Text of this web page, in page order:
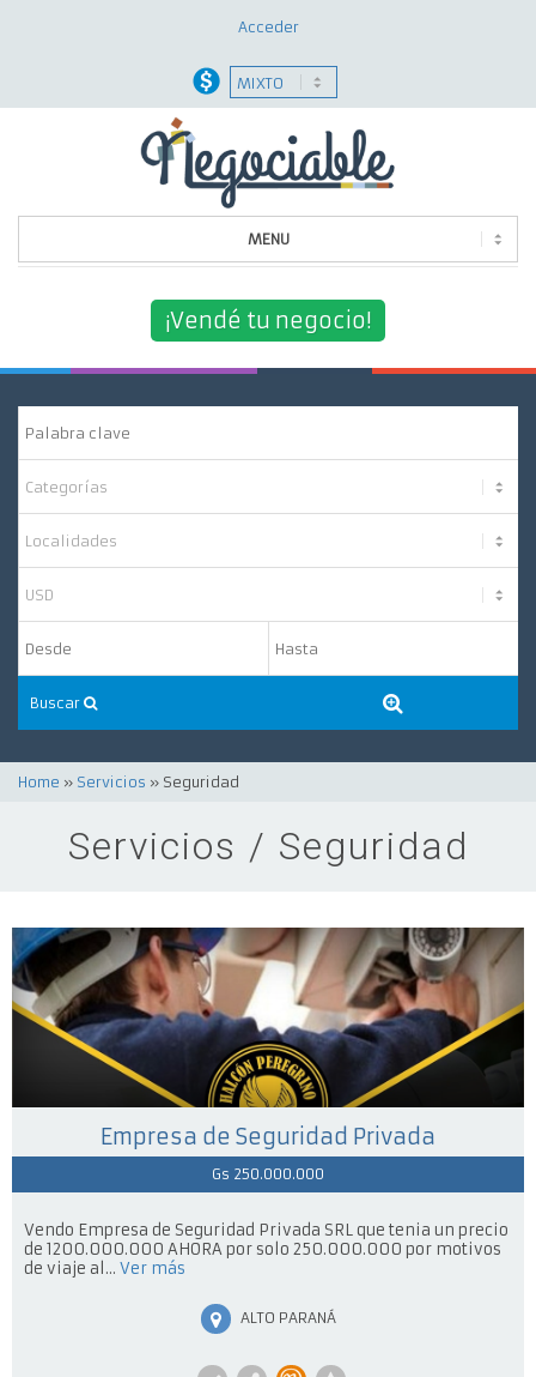
Acceder
MENU
¿Por Qué Elegirnos?
¡Vendé tu negocio!
Buscar
Home » Servicios » Seguridad
Servicios / Seguridad
Empresa de Seguridad Privada
Gs 250.000.000
Vendo Empresa de Seguridad Privada SRL que tenia un precio
de 1200.000.000 AHORA por solo 250.000.000 por motivos
de viaje al... Ver más
ALTO PARANÁ